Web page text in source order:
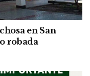
en San
robada